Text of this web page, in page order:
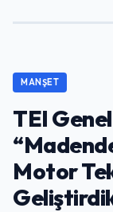
MANŞET
TEI
Motor